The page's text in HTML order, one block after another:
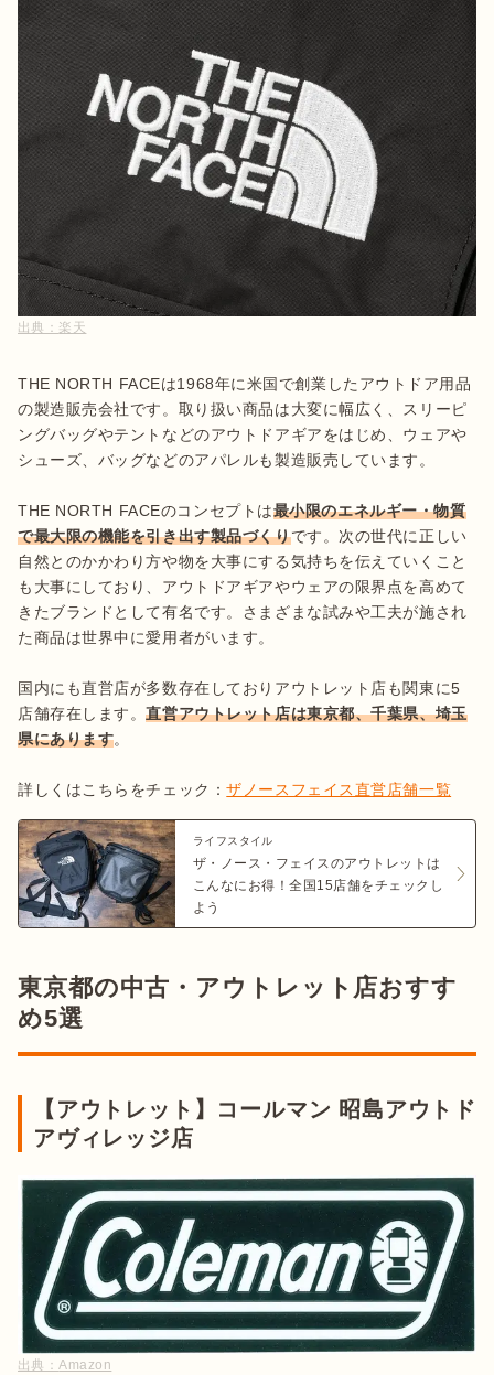
出典： 楽天
THE NORTH FACEは1968年に米国で創業したアウトドア用品
の製造販売会社です。取り扱い商品は大変に幅広く、スリーピ
ングバッグやテントなどのアウトドアギアをはじめ、ウェアや
シューズ、バッグなどのアパレルも製造販売しています。
THE NORTH FACEのコンセプトは最小限のエネルギー・物質
で最大限の機能を引き出す製品づくりです。次の世代に正しい
自然とのかかわり方や物を大事にする気持ちを伝えていくこと
も大事にしており、アウトドアギアやウェアの限界点を高めて
きたブランドとして有名です。さまざまな試みや工夫が施され
た商品は世界中に愛用者がいます。
国内にも直営店が多数存在しておりアウトレット店も関東に5
店舗存在します。直営アウトレット店は東京都、千葉県、埼玉
県にあります。
詳しくはこちらをチェック：ザノースフェイス直営店舗一覧
ライフスタイル
ザ・ノース・フェイスのアウトレットは
こんなにお得！全国15店舗をチェックし
よう
東京都の中古・アウトレット店おすす
め5選
【アウトレット】コールマン 昭島アウトド
アヴィレッジ店
出典：Amazon